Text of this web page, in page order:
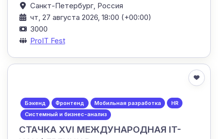
Санкт-Петербург, Россия
чт, 27 августа 2026, 18:00 (+00:00)
3000
ProIT Fest
Бэкенд Фронтенд Мобильная разработка
HR
Системный и бизнес-анализ
СТАЧКА XVI МЕЖДУНАРОДНАЯ IT-